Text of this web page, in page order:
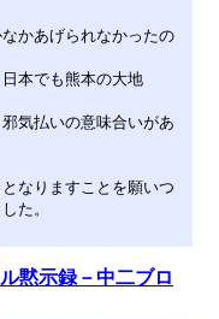
かあげられなかったの
本でも熊本の大地
気払いの意味合いがあ
なりますことを願いつ
た。
黙示録－中二ブロ